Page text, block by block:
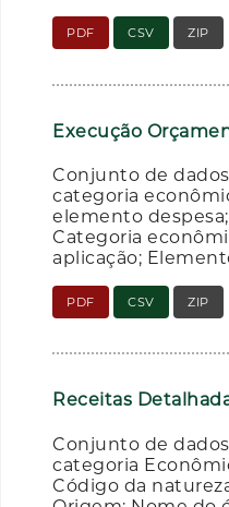
PDF CSV ZIP
Execução
Conjunto de
categoria
elemento
Categoria
aplicação;
PDF CSV ZIP
Receitas
Conjunto de
categoria
Código da